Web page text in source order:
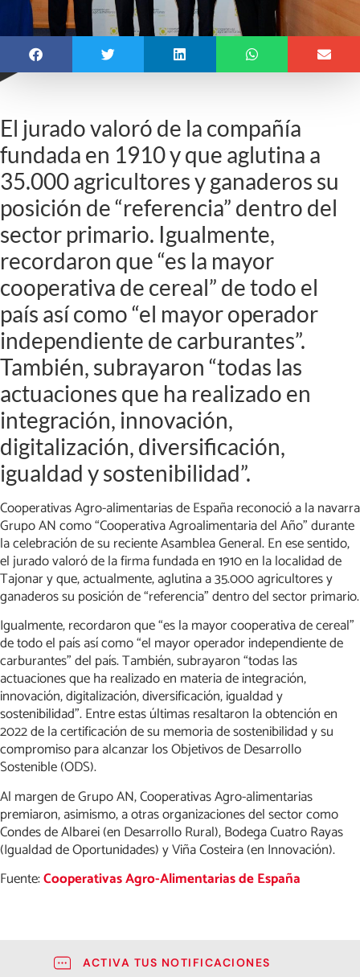
El jurado valoró de la compañía
fundada en 1910 y que aglutina a
35.000 agricultores y ganaderos su
posición de “referencia” dentro del
sector primario. Igualmente,
recordaron que “es la mayor
cooperativa de cereal” de todo el
país así como “el mayor operador
independiente de carburantes”.
También, subrayaron “todas las
actuaciones que ha realizado en
integración, innovación,
digitalización, diversificación,
igualdad y sostenibilidad”.
Cooperativas Agro-alimentarias de España reconoció a la navarra
Grupo AN como “Cooperativa Agroalimentaria del Año” durante
la celebración de su reciente Asamblea General. En ese sentido,
el jurado valoró de la firma fundada en 1910 en la localidad de
Tajonar y que, actualmente, aglutina a 35.000 agricultores y
ganaderos su posición de “referencia” dentro del sector primario.
Igualmente, recordaron que “es la mayor cooperativa de cereal”
de todo el país así como “el mayor operador independiente de
carburantes” del país. También, subrayaron “todas las
actuaciones que ha realizado en materia de integración,
innovación, digitalización, diversificación, igualdad y
sostenibilidad”. Entre estas últimas resaltaron la obtención en
2022 de la certificación de su memoria de sostenibilidad y su
compromiso para alcanzar los Objetivos de Desarrollo
Sostenible (ODS).
Al margen de Grupo AN, Cooperativas Agro-alimentarias
premiaron, asimismo, a otras organizaciones del sector como
Condes de Albarei (en Desarrollo Rural), Bodega Cuatro Rayas
(Igualdad de Oportunidades) y Viña Costeira (en Innovación).
Fuente:Cooperativas Agro-Alimentarias de España
ACTIVA TUS NOTIFICACIONES